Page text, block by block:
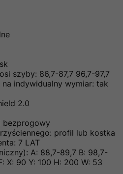
szyby: 86,7-87,7 96,7-97,7
indywidualny wymiar: tak
2.0
bezprogowy
profil lub kostka
7 LAT
A: 88,7-89,7 B: 98,7-
X: 90 Y: 100 H: 200 W: 53